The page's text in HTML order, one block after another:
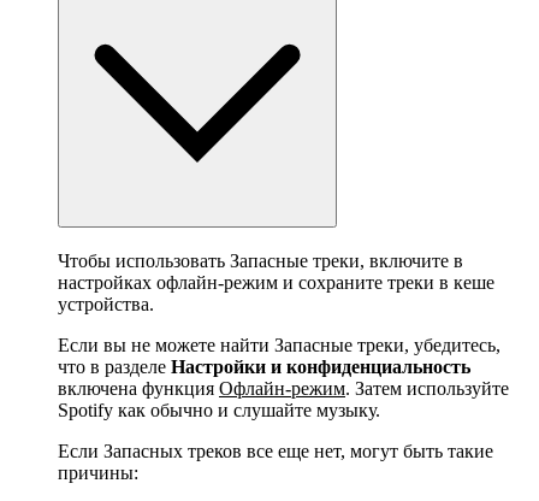
Чтобы использовать Запасные треки, включите в
настройках офлайн-режим и сохраните треки в кеше
устройства.
Если вы не можете найти Запасные треки, убедитесь,
что в разделе Настройки и конфиденциальность
включена функция Офлайн-режим. Затем используйте
Spotify как обычно и слушайте музыку.
Если Запасных треков все еще нет, могут быть такие
причины: